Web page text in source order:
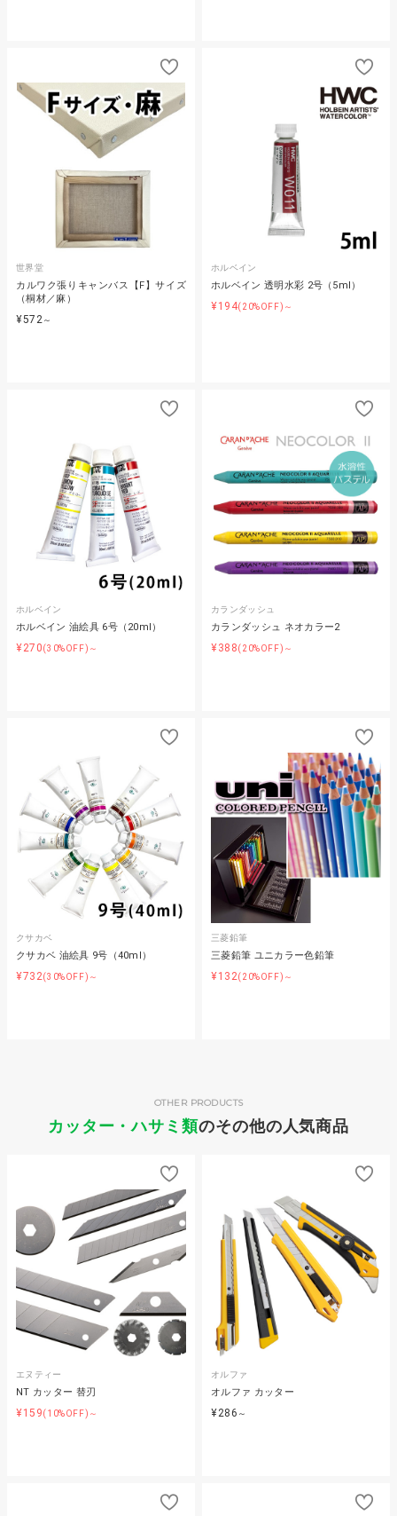
世界堂
カルワク張りキャンバス【F】サイズ
（桐材／麻）
¥572～
ホルベイン
ホルベイン 透明水彩 2号（5ml）
¥194(20%OFF)～
ホルベイン
ホルベイン 油絵具 6号（20ml）
¥270(30%OFF)～
カランダッシュ
カランダッシュ ネオカラー2
¥388(20%OFF)～
クサカベ
クサカベ 油絵具 9号（40ml）
¥732(30%OFF)～
三菱鉛筆
三菱鉛筆 ユニカラー色鉛筆
¥132(20%OFF)～
カッター・ハサミ類のその他の人気商品
OTHER PRODUCTS
エヌティー
NT カッター 替刃
¥159(10%OFF)～
オルファ
オルファ カッター
¥286 ～